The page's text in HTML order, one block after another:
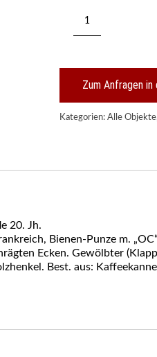
tlg.
Tee-
Kernstück,
Jh.
Zum Anfragen in
Kategorien: Alle Objekte
20. Jh.
Bienen-Punze m.
Ecken. Gewölbter
Best. aus: